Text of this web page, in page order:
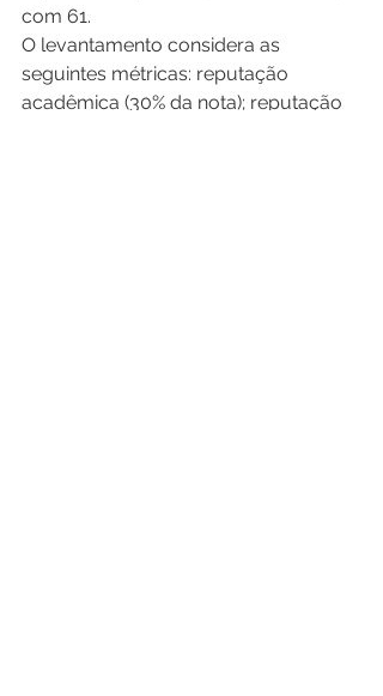
com 61.
O levantamento considera as
seguintes métricas: reputação
acadêmica (30% da nota); reputação